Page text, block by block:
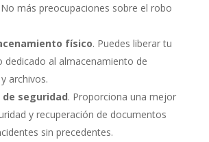
No más preocupaciones sobre el robo
físico. Puedes liberar tu
dedicado al almacenamiento de
archivos.
seguridad. Proporciona una mejor
y recuperación de documentos
sin precedentes.